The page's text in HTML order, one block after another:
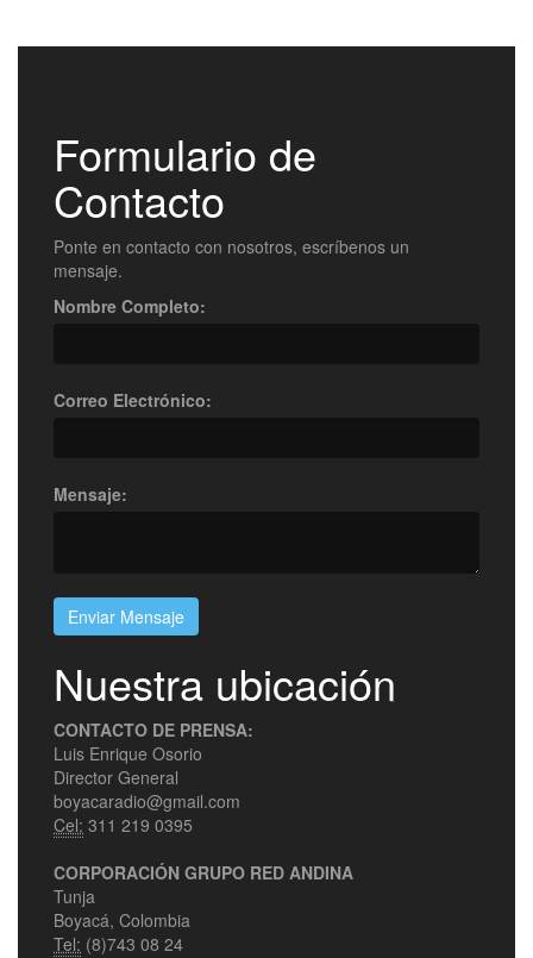
Formulario de
Contacto
Ponte en contacto con nosotros, escríbenos un
mensaje.
Nombre Completo:
Correo Electrónico:
Mensaje:
Enviar Mensaje
Nuestra ubicación
CONTACTO DE PRENSA:
Luis Enrique Osorio
Director General
boyacaradio@gmail.com
Cel: 311 219 0395
CORPORACIÓN GRUPO RED ANDINA
Tunja
Boyacá, Colombia
Tel: (8)743 08 24